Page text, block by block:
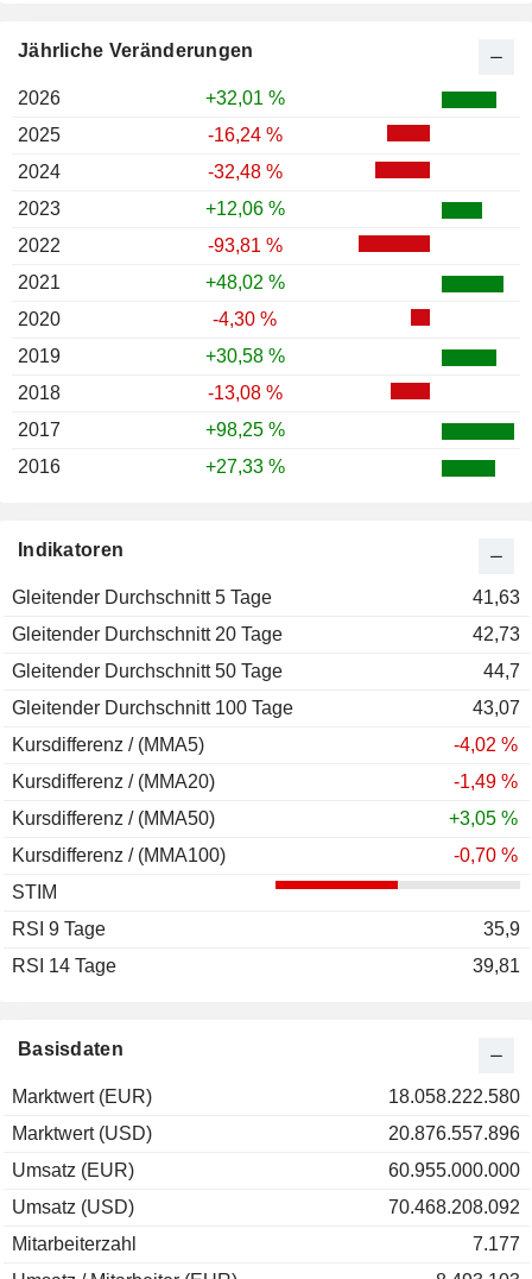
Basisdaten
Marktwert (EUR)
18.058.222.580
Marktwert (USD)
20.876.557.896
Umsatz (EUR)
60.955.000.000
Umsatz (USD)
70.468.208.092
Mitarbeiterzahl
7.177
Indikatoren
Gleitender Durchschnitt 5 Tage
41,63
Gleitender Durchschnitt 20 Tage
42,73
Gleitender Durchschnitt 50 Tage
44,7
Gleitender Durchschnitt 100 Tage
43,07
Kursdifferenz / (MMA5)
-4,02 %
Kursdifferenz / (MMA20)
-1,49 %
Kursdifferenz / (MMA50)
+3,05 %
Kursdifferenz / (MMA100)
-0,70 %
STIM
RSI 9 Tage
35,9
RSI 14 Tage
39,81
Jährliche Veränderungen
2026
+32,01 %
2025
-16,24 %
2024
-32,48 %
2023
+12,06 %
2022
-93,81 %
2021
+48,02 %
2020
-4,30 %
2019
+30,58 %
2018
-13,08 %
2017
+98,25 %
2016
+27,33 %